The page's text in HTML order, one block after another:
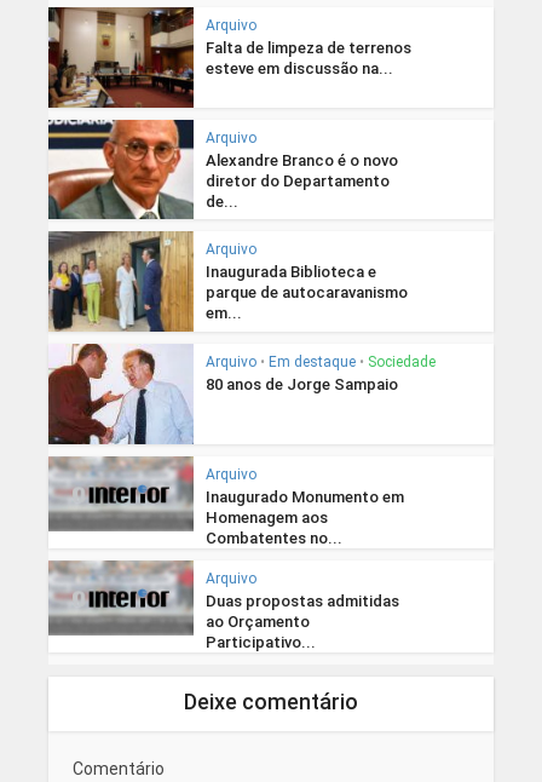
Arquivo
Falta de limpeza de terrenos
esteve em discussão na...
Arquivo
Alexandre Branco é o novo
diretor do Departamento
de...
Arquivo
Inaugurada Biblioteca e
parque de autocaravanismo
em...
Arquivo • Em destaque • Sociedade
80 anos de Jorge Sampaio
Arquivo
Inaugurado Monumento em
Homenagem aos
Combatentes no...
Arquivo
Duas propostas admitidas
ao Orçamento
Participativo...
Deixe comentário
Comentário